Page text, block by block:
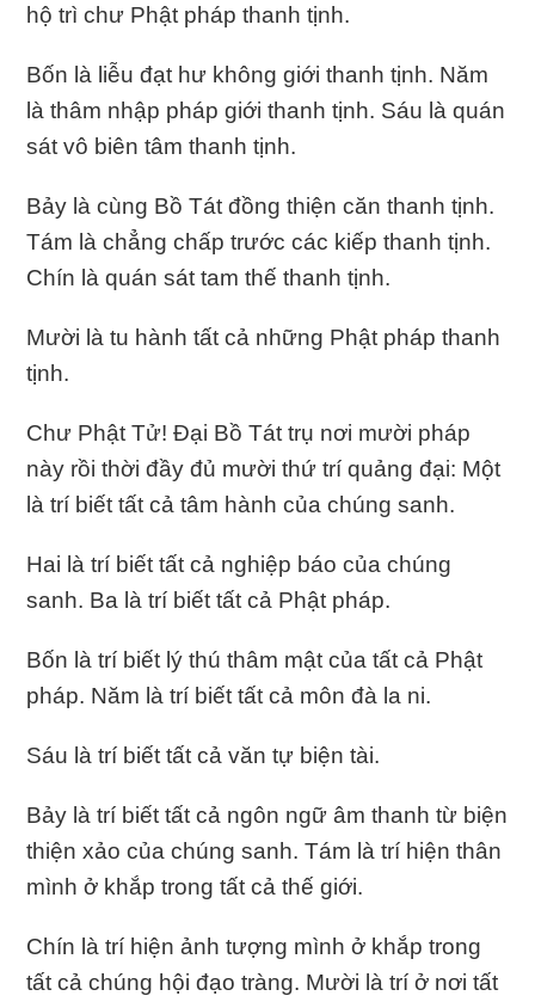
hộ trì chư Phật pháp thanh tịnh.
Bốn là liễu đạt hư không giới thanh tịnh. Năm
là thâm nhập pháp giới thanh tịnh. Sáu là quán
sát vô biên tâm thanh tịnh.
Bảy là cùng Bồ Tát đồng thiện căn thanh tịnh.
Tám là chẳng chấp trước các kiếp thanh tịnh.
Chín là quán sát tam thế thanh tịnh.
Mười là tu hành tất cả những Phật pháp thanh
tịnh.
Chư Phật Tử! Ðại Bồ Tát trụ nơi mười pháp
này rồi thời đầy đủ mười thứ trí quảng đại: Một
là trí biết tất cả tâm hành của chúng sanh.
Hai là trí biết tất cả nghiệp báo của chúng
sanh. Ba là trí biết tất cả Phật pháp.
Bốn là trí biết lý thú thâm mật của tất cả Phật
pháp. Năm là trí biết tất cả môn đà la ni.
Sáu là trí biết tất cả văn tự biện tài.
Bảy là trí biết tất cả ngôn ngữ âm thanh từ biện
thiện xảo của chúng sanh. Tám là trí hiện thân
mình ở khắp trong tất cả thế giới.
Chín là trí hiện ảnh tượng mình ở khắp trong
tất cả chúng hội đạo tràng. Mười là trí ở nơi tất